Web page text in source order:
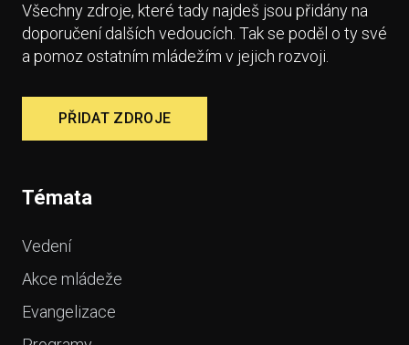
Všechny zdroje, které tady najdeš jsou přidány na
doporučení dalších vedoucích. Tak se poděl o ty své
a pomoz ostatním mládežím v jejich rozvoji.
PŘIDAT ZDROJE
Témata
Vedení
Akce mládeže
Evangelizace